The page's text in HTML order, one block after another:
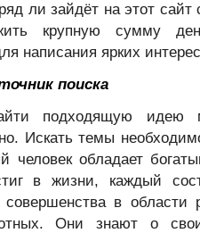
ли зайдёт на этот
крупную сумму
написания ярких
поиска
подходящую идею
Искать темы
человек обладает
в жизни, каждый
совершенства в области
Они знают о